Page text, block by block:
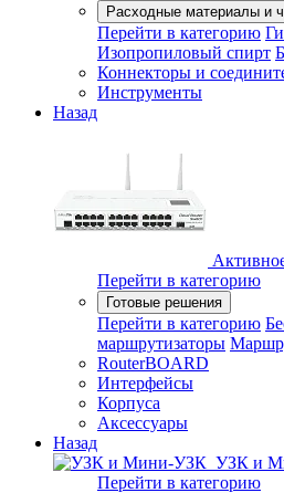
Расходные материалы и
Перейти в категорию
Изопропиловый спирт
Коннекторы и
Инструменты
Назад
Перейти в категорию
Готовые решения
Перейти в категорию
маршрутизаторы
RouterBOARD
Интерфейсы
Корпуса
Аксессуары
Назад
УЗК и
Перейти в категорию